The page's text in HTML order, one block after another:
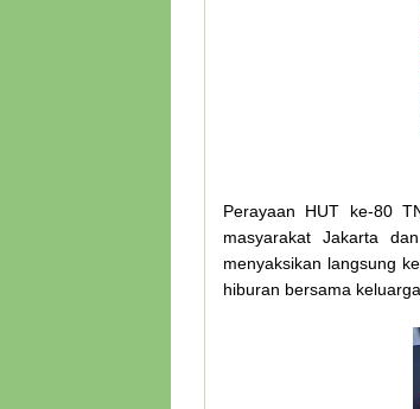
Perayaan HUT ke-80
masyarakat Jakarta
menyaksikan langsung
hiburan bersama